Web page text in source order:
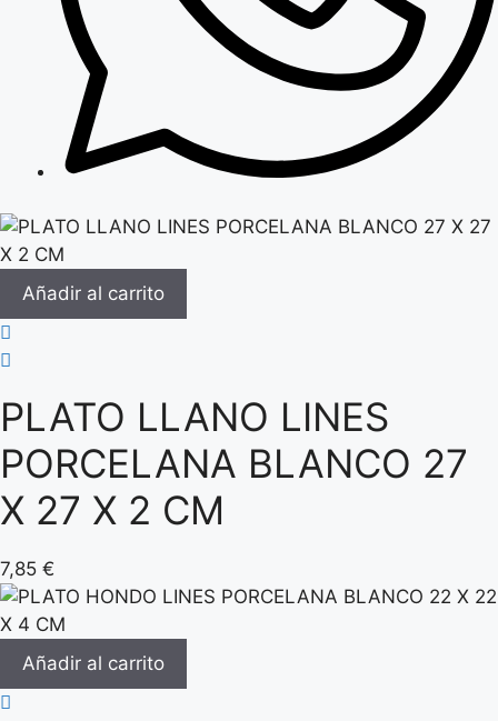
Añadir al carrito
PLATO LLANO LINES
PORCELANA BLANCO 27
X 27 X 2 CM
7,85 €
Añadir al carrito